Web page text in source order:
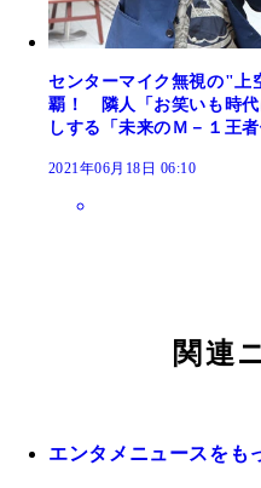
センターマイク無視の"上
覇！ 隣人「お笑いも時代
しする「未来のＭ－１王
2021年06月18日 06:10
関連
エンタメニュースをも